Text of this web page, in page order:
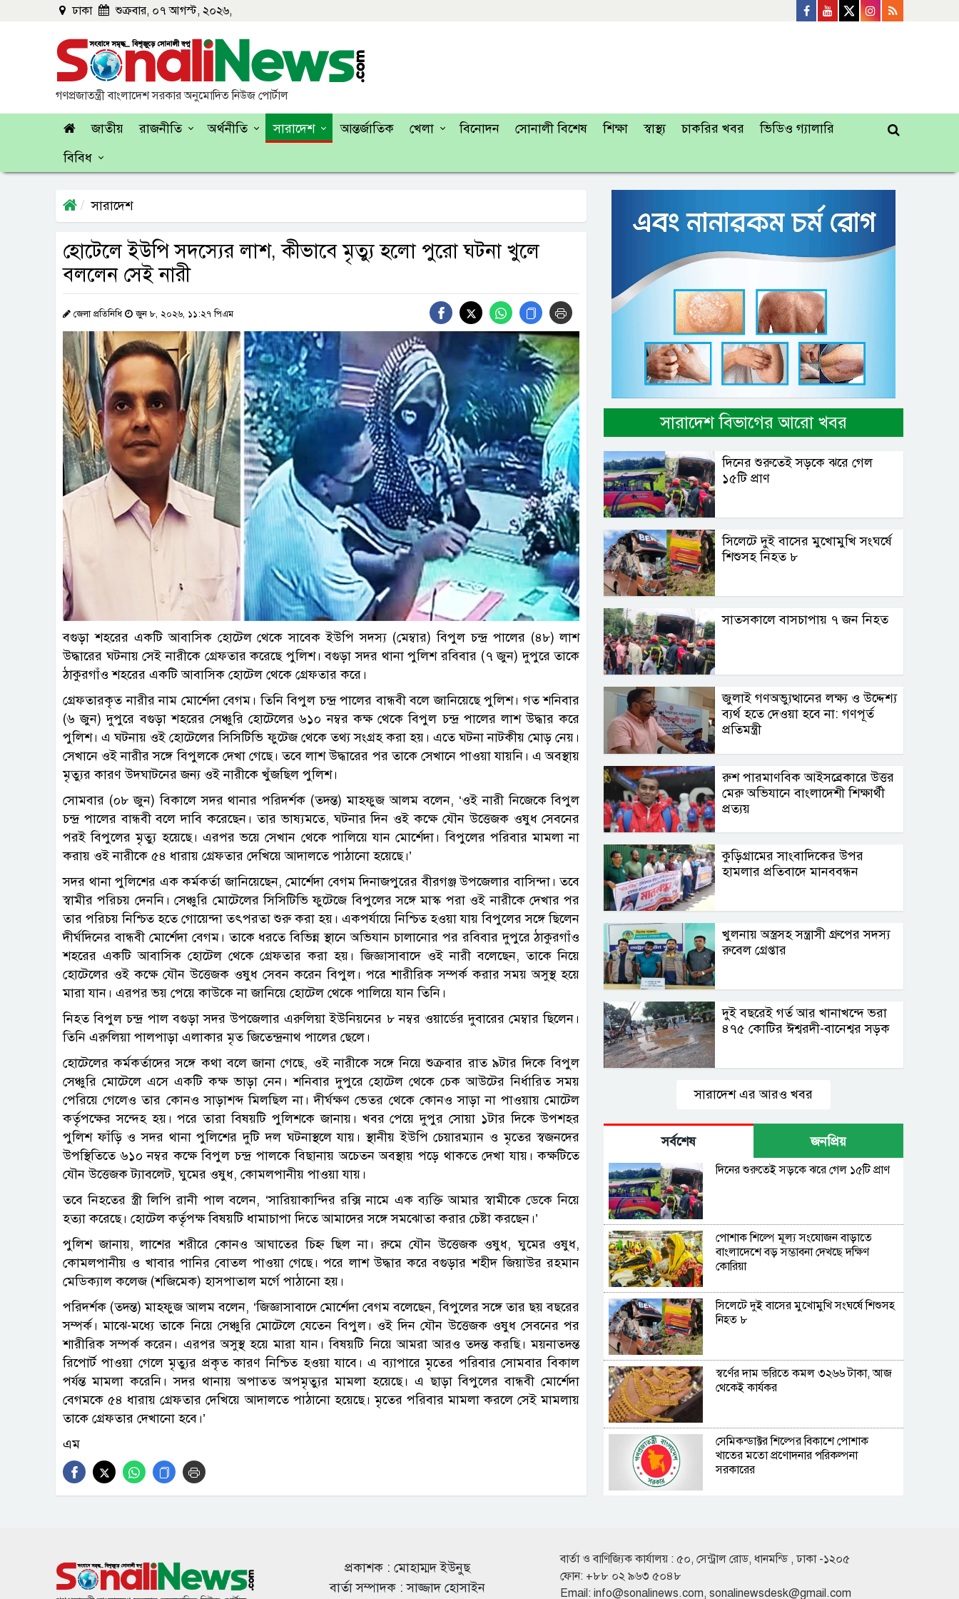
ঢাকা শুক্রবার, ০৭ আগস্ট, ২০২৬,
গণপ্রজাতন্ত্রী বাংলাদেশ সরকার অনুমোদিত নিউজ পোর্টাল
জাতীয় রাজনীতি অর্থনীতি সারাদেশ আন্তর্জাতিক খেলা বিনোদন সোনালী বিশেষ শিক্ষা স্বাস্থ্য চাকরির খবর
ভিডিও গ্যালারি
বিবিধ
সারাদেশ
হোটেলে ইউপি সদস্যের লাশ, কীভাবে মৃত্যু হলো পুরো ঘটনা খুলে
বললেন সেই নারী
জেলা প্রতিনিধি জুন ৮, ২০২৬, ১১:২৭ পিএম
বগুড়া শহরের একটি আবাসিক হোটেল থেকে সাবেক ইউপি সদস্য (মেম্বার) বিপুল চন্দ্র পালের (৪৮) লাশ
উদ্ধারের ঘটনায় সেই নারীকে গ্রেফতার করেছে পুলিশ। বগুড়া সদর থানা পুলিশ রবিবার (৭ জুন) দুপুরে তাকে
ঠাকুরগাঁও শহরের একটি আবাসিক হোটেল থেকে গ্রেফতার করে।
গ্রেফতারকৃত নারীর নাম মোর্শেদা বেগম। তিনি বিপুল চন্দ্র পালের বান্ধবী বলে জানিয়েছে পুলিশ। গত শনিবার
(৬ জুন) দুপুরে বগুড়া শহরের সেঞ্চুরি হোটেলের ৬১০ নম্বর কক্ষ থেকে বিপুল চন্দ্র পালের লাশ উদ্ধার করে
পুলিশ। এ ঘটনায় ওই হোটেলের সিসিটিভি ফুটেজ থেকে তথ্য সংগ্রহ করা হয়। এতে ঘটনা নাটকীয় মোড় নেয়।
সেখানে ওই নারীর সঙ্গে বিপুলকে দেখা গেছে। তবে লাশ উদ্ধারের পর তাকে সেখানে পাওয়া যায়নি। এ অবস্থায়
মৃত্যুর কারণ উদঘাটনের জন্য ওই নারীকে খুঁজছিল পুলিশ।
সোমবার (০৮ জুন) বিকালে সদর থানার পরিদর্শক (তদন্ত) মাহফুজ আলম বলেন, ‌‘ওই নারী নিজেকে বিপুল
চন্দ্র পালের বান্ধবী বলে দাবি করেছেন। তার ভাষ্যমতে, ঘটনার দিন ওই কক্ষে যৌন উত্তেজক ওষুধ সেবনের
পরই বিপুলের মৃত্যু হয়েছে। এরপর ভয়ে সেখান থেকে পালিয়ে যান মোর্শেদা। বিপুলের পরিবার মামলা না
করায় ওই নারীকে ৫৪ ধারায় গ্রেফতার দেখিয়ে আদালতে পাঠানো হয়েছে।’
সদর থানা পুলিশের এক কর্মকর্তা জানিয়েছেন, মোর্শেদা বেগম দিনাজপুরের বীরগঞ্জ উপজেলার বাসিন্দা। তবে
স্বামীর পরিচয় দেননি। সেঞ্চুরি মোটেলের সিসিটিভি ফুটেজে বিপুলের সঙ্গে মাস্ক পরা ওই নারীকে দেখার পর
তার পরিচয় নিশ্চিত হতে গোয়েন্দা তৎপরতা শুরু করা হয়। একপর্যায়ে নিশ্চিত হওয়া যায় বিপুলের সঙ্গে ছিলেন
দীর্ঘদিনের বান্ধবী মোর্শেদা বেগম। তাকে ধরতে বিভিন্ন স্থানে অভিযান চালানোর পর রবিবার দুপুরে ঠাকুরগাঁও
শহরের একটি আবাসিক হোটেল থেকে গ্রেফতার করা হয়। জিজ্ঞাসাবাদে ওই নারী বলেছেন, তাকে নিয়ে
হোটেলের ওই কক্ষে যৌন উত্তেজক ওষুধ সেবন করেন বিপুল। পরে শারীরিক সম্পর্ক করার সময় অসুস্থ হয়ে
মারা যান। এরপর ভয় পেয়ে কাউকে না জানিয়ে হোটেল থেকে পালিয়ে যান তিনি।
নিহত বিপুল চন্দ্র পাল বগুড়া সদর উপজেলার এরুলিয়া ইউনিয়নের ৮ নম্বর ওয়ার্ডের দুবারের মেম্বার ছিলেন।
তিনি এরুলিয়া পালপাড়া এলাকার মৃত জিতেন্দ্রনাথ পালের ছেলে।
হোটেলের কর্মকর্তাদের সঙ্গে কথা বলে জানা গেছে, ওই নারীকে সঙ্গে নিয়ে শুক্রবার রাত ৯টার দিকে বিপুল
সেঞ্চুরি মোটেলে এসে একটি কক্ষ ভাড়া নেন। শনিবার দুপুরে হোটেল থেকে চেক আউটের নির্ধারিত সময়
পেরিয়ে গেলেও তার কোনও সাড়াশব্দ মিলছিল না। দীর্ঘক্ষণ ভেতর থেকে কোনও সাড়া না পাওয়ায় মোটেল
কর্তৃপক্ষের সন্দেহ হয়। পরে তারা বিষয়টি পুলিশকে জানায়। খবর পেয়ে দুপুর সোয়া ১টার দিকে উপশহর
পুলিশ ফাঁড়ি ও সদর থানা পুলিশের দুটি দল ঘটনাস্থলে যায়। স্থানীয় ইউপি চেয়ারম্যান ও মৃতের স্বজনদের
উপস্থিতিতে ৬১০ নম্বর কক্ষে বিপুল চন্দ্র পালকে বিছানায় অচেতন অবস্থায় পড়ে থাকতে দেখা যায়। কক্ষটিতে
যৌন উত্তেজক ট্যাবলেট, ঘুমের ওষুধ, কোমলপানীয় পাওয়া যায়।
তবে নিহতের স্ত্রী লিপি রানী পাল বলেন, ‌‘সারিয়াকান্দির রক্সি নামে এক ব্যক্তি আমার স্বামীকে ডেকে নিয়ে
হত্যা করেছে। হোটেল কর্তৃপক্ষ বিষয়টি ধামাচাপা দিতে আমাদের সঙ্গে সমঝোতা করার চেষ্টা করছেন।’
পুলিশ জানায়, লাশের শরীরে কোনও আঘাতের চিহ্ন ছিল না। রুমে যৌন উত্তেজক ওষুধ, ঘুমের ওষুধ,
কোমলপানীয় ও খাবার পানির বোতল পাওয়া গেছে। পরে লাশ উদ্ধার করে বগুড়ার শহীদ জিয়াউর রহমান
মেডিক্যাল কলেজ (শজিমেক) হাসপাতাল মর্গে পাঠানো হয়।
পরিদর্শক (তদন্ত) মাহফুজ আলম বলেন, ‌‘জিজ্ঞাসাবাদে মোর্শেদা বেগম বলেছেন, বিপুলের সঙ্গে তার ছয় বছরের
সম্পর্ক। মাঝে-মধ্যে তাকে নিয়ে সেঞ্চুরি মোটেলে যেতেন বিপুল। ওই দিন যৌন উত্তেজক ওষুধ সেবনের পর
শারীরিক সম্পর্ক করেন। এরপর অসুস্থ হয়ে মারা যান। বিষয়টি নিয়ে আমরা আরও তদন্ত করছি। ময়নাতদন্ত
রিপোর্ট পাওয়া গেলে মৃত্যুর প্রকৃত কারণ নিশ্চিত হওয়া যাবে। এ ব্যাপারে মৃতের পরিবার সোমবার বিকাল
পর্যন্ত মামলা করেনি। সদর থানায় অপাতত অপমৃত্যুর মামলা হয়েছে। এ ছাড়া বিপুলের বান্ধবী মোর্শেদা
বেগমকে ৫৪ ধারায় গ্রেফতার দেখিয়ে আদালতে পাঠানো হয়েছে। মৃতের পরিবার মামলা করলে সেই মামলায়
তাকে গ্রেফতার দেখানো হবে।’
এম
সারাদেশ বিভাগের আরো খবর
দিনের শুরুতেই সড়কে ঝরে গেল
১৫টি প্রাণ
সিলেটে দুই বাসের মুখোমুখি সংঘর্ষে
শিশুসহ নিহত ৮
সাতসকালে বাসচাপায় ৭ জন নিহত
জুলাই গণঅভ্যুত্থানের লক্ষ্য ও উদ্দেশ্য
ব্যর্থ হতে দেওয়া হবে না: গণপূর্ত
প্রতিমন্ত্রী
রুশ পারমাণবিক আইসব্রেকারে উত্তর
মেরু অভিযানে বাংলাদেশী শিক্ষার্থী
প্রত্যয়
কুড়িগ্রামের সাংবাদিকের উপর
হামলার প্রতিবাদে মানববন্ধন
খুলনায় অস্ত্রসহ সন্ত্রাসী গ্রুপের সদস্য
রুবেল গ্রেপ্তার
দুই বছরেই গর্ত আর খানাখন্দে ভরা
৪৭৫ কোটির ঈশ্বরদী-বানেশ্বর সড়ক
সারাদেশ এর আরও খবর
সর্বশেষ জনপ্রিয়
দিনের শুরুতেই সড়কে ঝরে গেল ১৫টি প্রাণ
পোশাক শিল্পে মূল্য সংযোজন বাড়াতে
বাংলাদেশে বড় সম্ভাবনা দেখছে দক্ষিণ
কোরিয়া
সিলেটে দুই বাসের মুখোমুখি সংঘর্ষে শিশুসহ
নিহত ৮
স্বর্ণের দাম ভরিতে কমল ৩২৬৬ টাকা, আজ
থেকেই কার্যকর
সেমিকন্ডাক্টর শিল্পের বিকাশে পোশাক
খাতের মতো প্রণোদনার পরিকল্পনা
সরকারের
দাম
প্রকাশক : মোহাম্মদ ইউনুছ
বার্তা সম্পাদক : সাজ্জাদ হোসাইন
বার্তা ও বাণিজ্যিক কার্যালয় : ৫০, সেন্ট্রাল রোড, ধানমন্ডি , ঢাকা -১২০৫
ফোন: +৮৮ ০২ ৯৬৩ ৫০৪৮
Email: info@sonalinews.com, sonalinewsdesk@gmail.com